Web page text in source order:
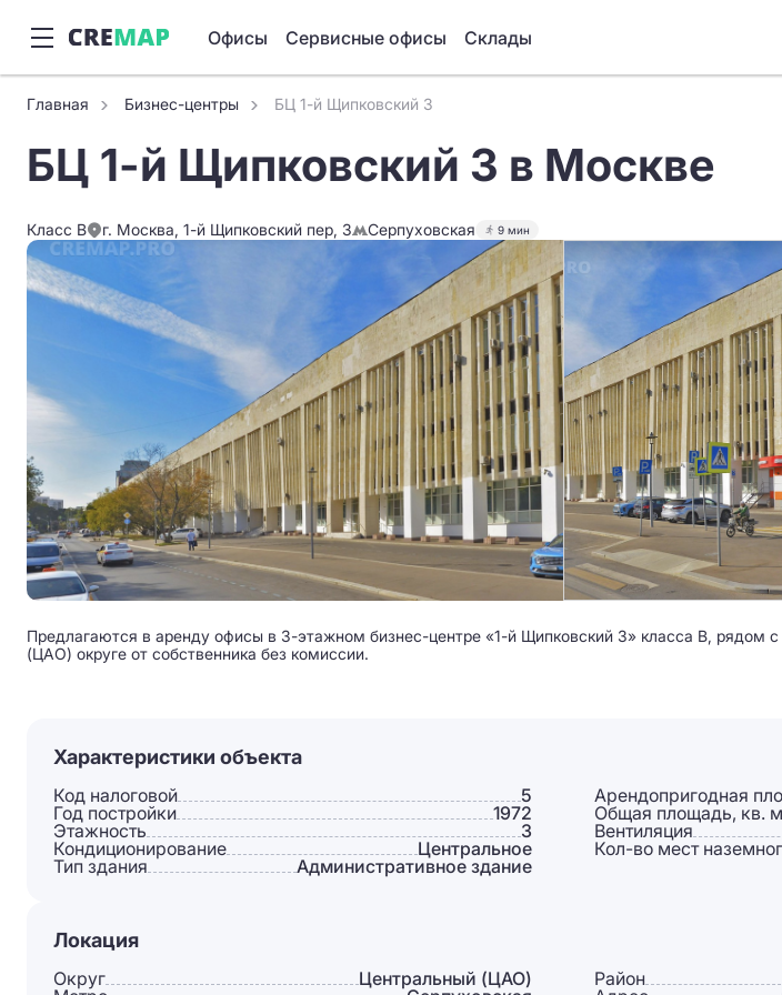
Офисы Сервисные офисы Склады
Главная Бизнес-центры БЦ 1-й Щипковский 3
БЦ 1-й Щипковский 3 в Москве
Класс B г. Москва, 1-й Щипковский пер, 3 Серпуховская 9 мин
Предлагаются в аренду офисы в 3-этажном бизнес-центре «1-й Щипковский 3» класса B, рядом
(ЦАО) округе от собственника без комиссии.
Характеристики объекта
Код налоговой 5 Арендопригодная
Год постройки
1972 Общая площадь, кв. м
Этажность
3 Вентиляция
Кондиционирование
Центральное Кол-во мест
Тип здания
Административное здание
Локация
Округ Центральный (ЦАО) Район